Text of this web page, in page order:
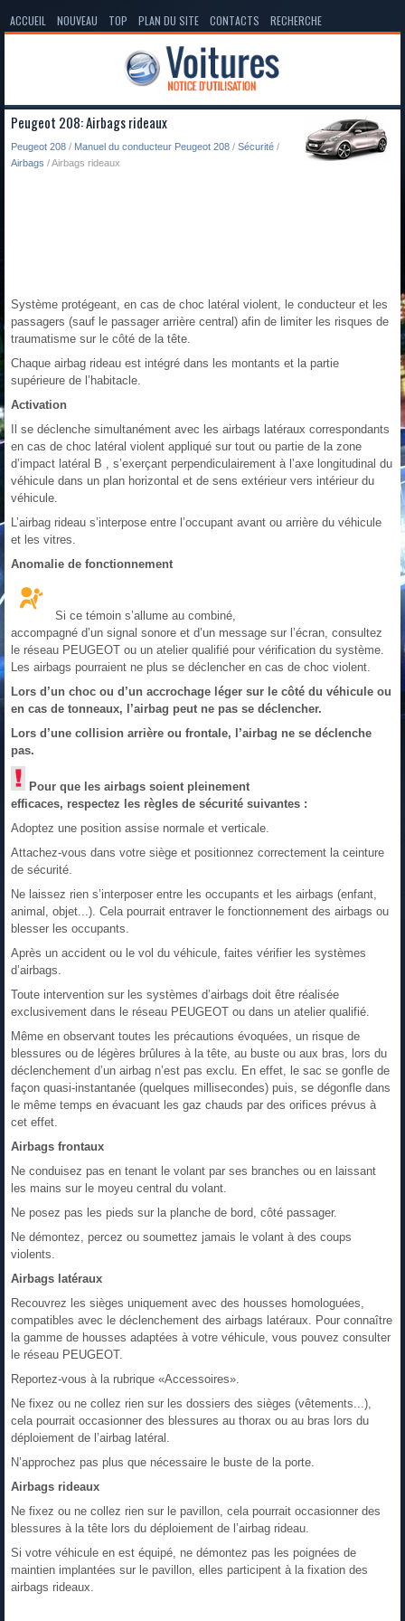
ACCUEIL NOUVEAU TOP PLAN DU SITE CONTACTS RECHERCHE
Peugeot 208: Airbags rideaux
Peugeot 208 / Manuel du conducteur Peugeot 208 / Sécurité /
Airbags / Airbags rideaux
Système protégeant, en cas de choc latéral violent, le conducteur et les
passagers (sauf le passager arrière central) afin de limiter les risques de
traumatisme sur le côté de la tête.
Chaque airbag rideau est intégré dans les montants et la partie
supérieure de l’habitacle.
Activation
Il se déclenche simultanément avec les airbags latéraux correspondants
en cas de choc latéral violent appliqué sur tout ou partie de la zone
d’impact latéral B , s’exerçant perpendiculairement à l’axe longitudinal du
véhicule dans un plan horizontal et de sens extérieur vers intérieur du
véhicule.
L’airbag rideau s’interpose entre l’occupant avant ou arrière du véhicule
et les vitres.
Anomalie de fonctionnement
Si ce témoin s’allume au combiné,
accompagné d’un signal sonore et d’un message sur l’écran, consultez
le réseau PEUGEOT ou un atelier qualifié pour vérification du système.
Les airbags pourraient ne plus se déclencher en cas de choc violent.
Lors d’un choc ou d’un accrochage léger sur le côté du véhicule ou
en cas de tonneaux, l’airbag peut ne pas se déclencher.
Lors d’une collision arrière ou frontale, l’airbag ne se déclenche
pas.
Pour que les airbags soient pleinement
efficaces, respectez les règles de sécurité suivantes :
Adoptez une position assise normale et verticale.
Attachez-vous dans votre siège et positionnez correctement la ceinture
de sécurité.
Ne laissez rien s’interposer entre les occupants et les airbags (enfant,
animal, objet...). Cela pourrait entraver le fonctionnement des airbags ou
blesser les occupants.
Après un accident ou le vol du véhicule, faites vérifier les systèmes
d’airbags.
Toute intervention sur les systèmes d’airbags doit être réalisée
exclusivement dans le réseau PEUGEOT ou dans un atelier qualifié.
Même en observant toutes les précautions évoquées, un risque de
blessures ou de légères brûlures à la tête, au buste ou aux bras, lors du
déclenchement d’un airbag n’est pas exclu. En effet, le sac se gonfle de
façon quasi-instantanée (quelques millisecondes) puis, se dégonfle dans
le même temps en évacuant les gaz chauds par des orifices prévus à
cet effet.
Airbags frontaux
Ne conduisez pas en tenant le volant par ses branches ou en laissant
les mains sur le moyeu central du volant.
Ne posez pas les pieds sur la planche de bord, côté passager.
Ne démontez, percez ou soumettez jamais le volant à des coups
violents.
Airbags latéraux
Recouvrez les sièges uniquement avec des housses homologuées,
compatibles avec le déclenchement des airbags latéraux. Pour connaître
la gamme de housses adaptées à votre véhicule, vous pouvez consulter
le réseau PEUGEOT.
Reportez-vous à la rubrique «Accessoires».
Ne fixez ou ne collez rien sur les dossiers des sièges (vêtements...),
cela pourrait occasionner des blessures au thorax ou au bras lors du
déploiement de l’airbag latéral.
N’approchez pas plus que nécessaire le buste de la porte.
Airbags rideaux
Ne fixez ou ne collez rien sur le pavillon, cela pourrait occasionner des
blessures à la tête lors du déploiement de l’airbag rideau.
Si votre véhicule en est équipé, ne démontez pas les poignées de
maintien implantées sur le pavillon, elles participent à la fixation des
airbags rideaux.